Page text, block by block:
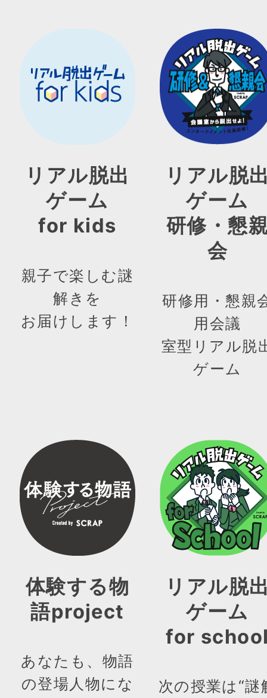
リアル脱出
ゲーム
for kids
親子で楽しむ謎
解きを
お届けします！
リアル脱
ゲーム
研修・懇
会
研修用・懇親
用会議
室型リアル脱
ゲーム
体験する物
語project
あなたも、物語
の登場人物にな
リアル脱
ゲーム
for
次の授業は“謎